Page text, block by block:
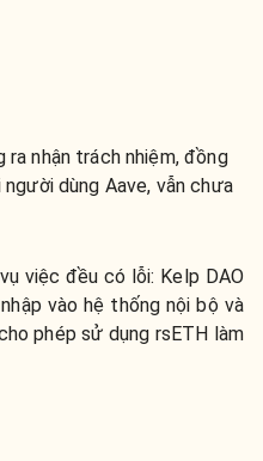
nhận trách nhiệm, đồng
dùng Aave, vẫn chưa
việc đều có lỗi: Kelp DAO
vào hệ thống nội bộ và
phép sử dụng rsETH làm